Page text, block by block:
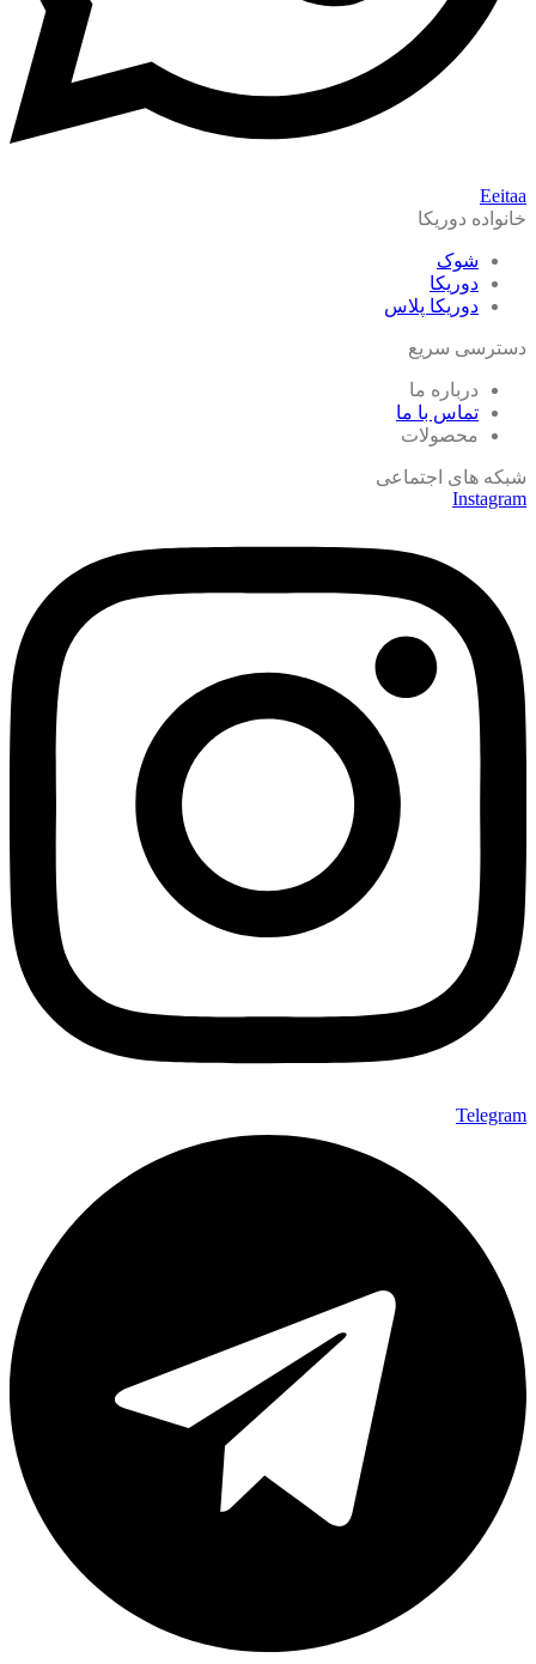
Eeitaa
خانواده دوریکا
شوک
دوریکا
دوریکا پلاس
دسترسی سریع
درباره ما
تماس با ما
محصولات
شبکه های اجتماعی
Instagram
Telegram